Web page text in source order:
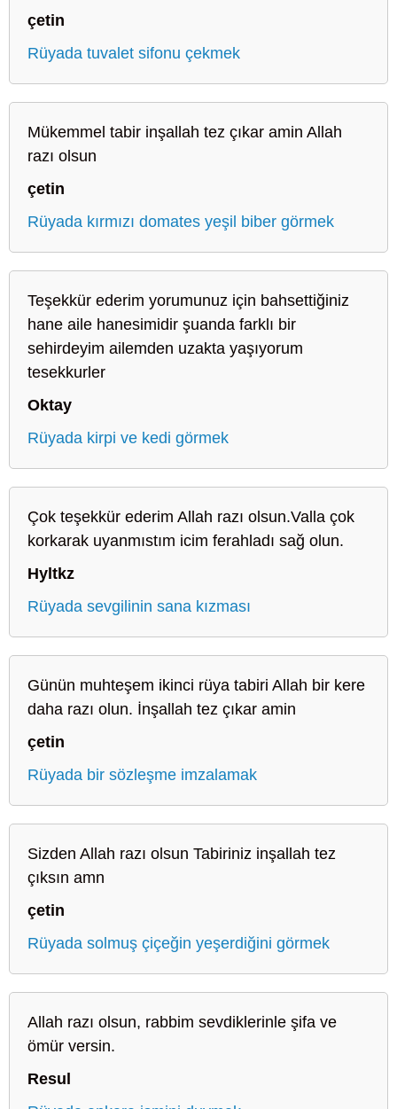
çetin
Rüyada tuvalet sifonu çekmek
Mükemmel tabir inşallah tez çıkar amin Allah
razı olsun
çetin
Rüyada kırmızı domates yeşil biber görmek
Teşekkür ederim yorumunuz için bahsettiğiniz
hane aile hanesimidir şuanda farklı bir
sehirdeyim ailemden uzakta yaşıyorum
tesekkurler
Oktay
Rüyada kirpi ve kedi görmek
Çok teşekkür ederim Allah razı olsun.Valla çok
korkarak uyanmıstım icim ferahladı sağ olun.
Hyltkz
Rüyada sevgilinin sana kızması
Günün muhteşem ikinci rüya tabiri Allah bir kere
daha razı olun. İnşallah tez çıkar amin
çetin
Rüyada bir sözleşme imzalamak
Sizden Allah razı olsun Tabiriniz inşallah tez
çıksın amn
çetin
Rüyada solmuş çiçeğin yeşerdiğini görmek
Allah razı olsun, rabbim sevdiklerinle şifa ve
ömür versin.
Resul